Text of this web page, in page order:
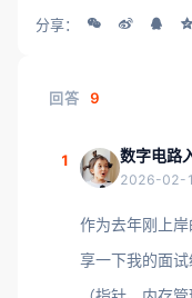
分享：
回答 9
1 数字电路
2026-02-
作为去年刚上
享一下我的面